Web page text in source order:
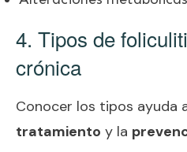
4. Tipos de
crónica
Conocer los tipos ayuda
tratamiento y la